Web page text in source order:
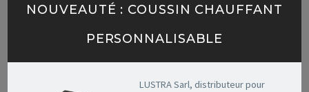
une fabrication raffinée, un style fonctionnel et élégant. Le
grill est facile à installer et à utiliser. Entièrement fabriqué
gril offre des solutions uniques à vos besoins.
NOUVEAUTÉ : COUSSIN CHAUFFANT
PERSONNALISABLE
LUSTRA Sarl, distributeur pour